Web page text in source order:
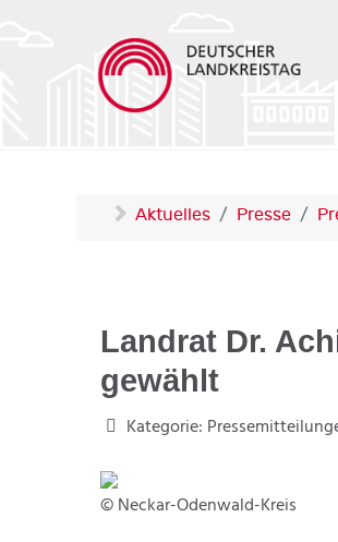
Aktuelles Presse
Landrat Dr.
gewählt
Kategorie:
© Neckar-Odenwald-Kreis